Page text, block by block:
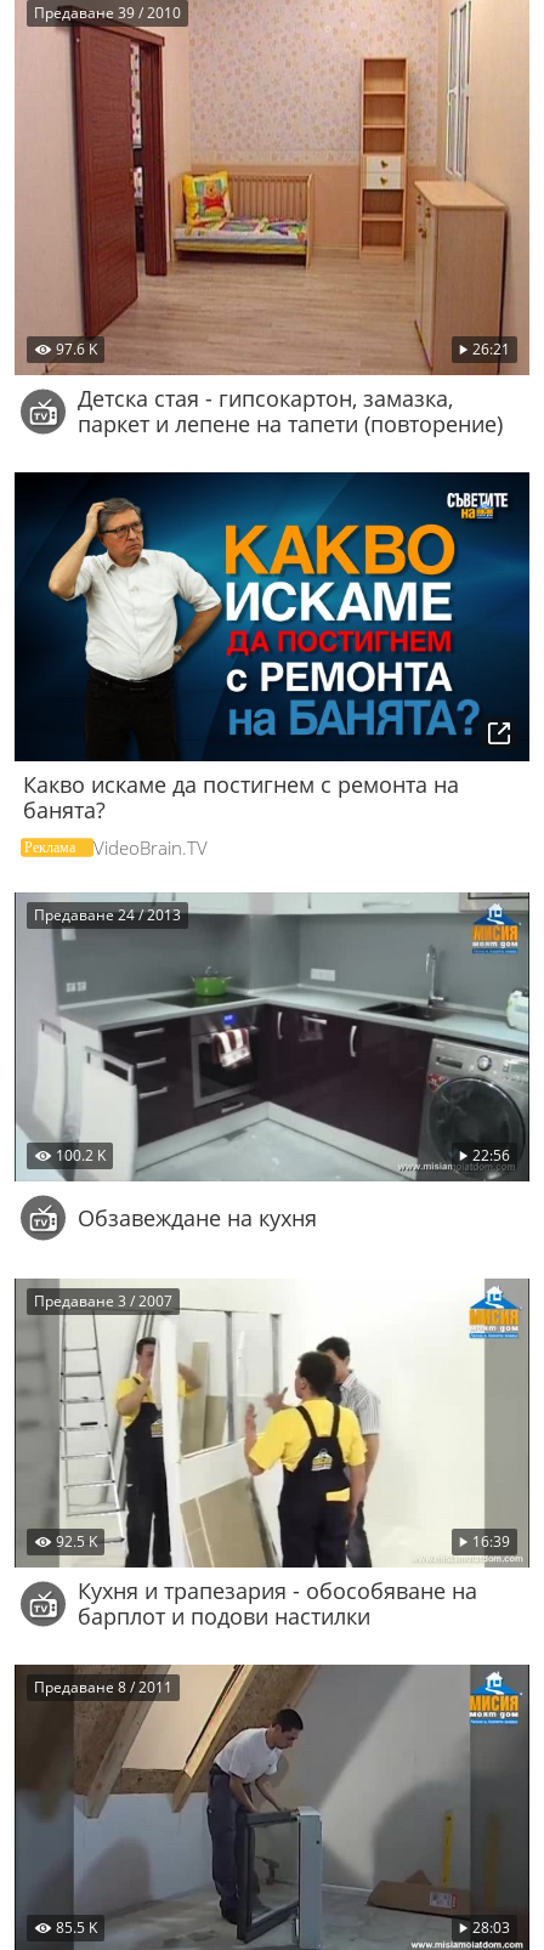
97.6 K 26:21
Предаване 39 / 2010
Детска стая - гипсокартон, замазка,
паркет и лепене на тапети (повторение)
Какво искаме да постигнем с ремонта на
банята?
VideoBrain.TV
100.2 K 22:56
Предаване 24 / 2013
Обзавеждане на кухня
92.5 K 16:39
Предаване 3 / 2007
Кухня и трапезария - обособяване на
барплот и подови настилки
85.5 K 28:03
Предаване 8 / 2011